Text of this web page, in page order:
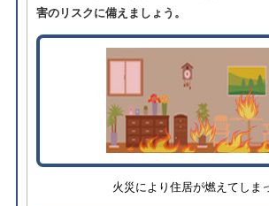
害のリスクに備えましょう。
火災により住居が燃えてしま